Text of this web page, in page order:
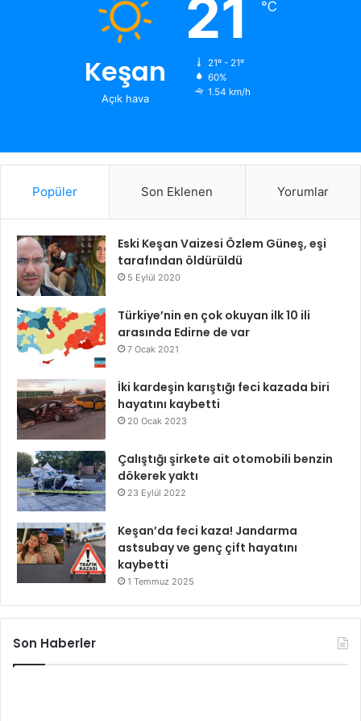
Keşan
Açık hava
21 ℃
21º - 21º
60%
1.54 km/h
Popüler Son Eklenen Yorumlar
Eski Keşan Vaizesi Özlem Güneş, eşi
tarafından öldürüldü
5 Eylül 2020
Türkiye’nin en çok okuyan ilk 10 ili
arasında Edirne de var
7 Ocak 2021
İki kardeşin karıştığı feci kazada biri
hayatını kaybetti
20 Ocak 2023
Çalıştığı şirkete ait otomobili benzin
dökerek yaktı
23 Eylül 2022
Keşan’da feci kaza! Jandarma
astsubay ve genç çift hayatını
kaybetti
1 Temmuz 2025
Son Haberler